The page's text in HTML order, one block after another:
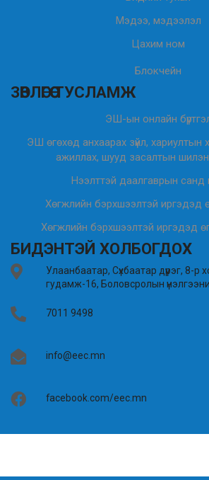
Мэдээ, мэдээлэл
Цахим ном
Блокчейн
ЗӨВЛӨГӨӨ ТУСЛАМЖ
ЭШ-ын онлайн
ЭШ өгөхөд анхаарах зүйл, хариултын
ажиллах, шууд засалтын шилэн
Нээлттэй даалгаврын санд
Хөгжлийн бэрхшээлтэй иргэдэд
Хөгжлийн бэрхшээлтэй иргэдэд
БИДЭНТЭЙ ХОЛБОГДОХ
Улаанбаатар, Сүхбаатар дүүрэг, 8-р
гудамж-16, Боловсролын
7011 9498
info@eec.mn
facebook.com/eec.mn